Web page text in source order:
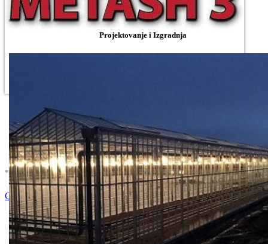
Projektovanje i Izgradnja
* U cenu je uracunat PDV * Nema Na Stanju !
Ocenite i napišite preporuku
Isporuka Info